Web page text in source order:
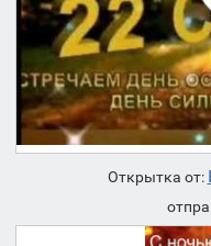
Открытка от: